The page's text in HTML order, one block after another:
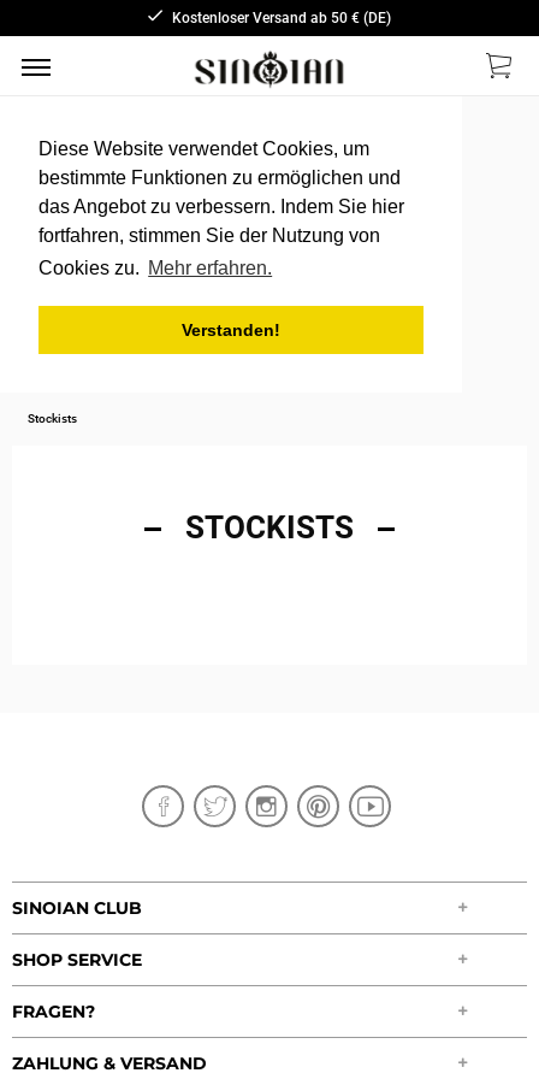
Diese Website verwendet Cookies, um
bestimmte Funktionen zu ermöglichen und
das Angebot zu verbessern. Indem Sie hier
fortfahren, stimmen Sie der Nutzung von
Cookies zu. Mehr erfahren.
Verstanden!
Kostenloser Versand ab 50 € (DE)
Stockists
STOCKISTS
SINOIAN CLUB
SHOP SERVICE
FRAGEN?
ZAHLUNG & VERSAND